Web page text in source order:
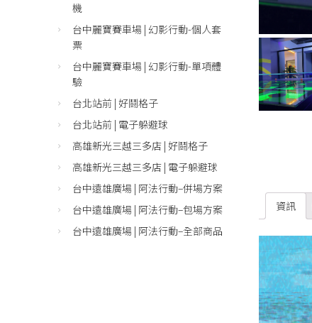
資訊
機
台中麗寶賽車場 | 幻影行動-個人套
票
台中麗寶賽車場 | 幻影行動-單項體
驗
台北站前 | 好鬪格子
台北站前 | 電子躲避球
高雄新光三越三多店 | 好鬪格子
高雄新光三越三多店 | 電子躲避球
台中遠雄廣場 | 阿法行動–併場方案
台中遠雄廣場 | 阿法行動–包場方案
台中遠雄廣場 | 阿法行動–全部商品